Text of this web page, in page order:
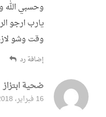
وحسبي الله ونعم
يارب ارجو الرد
وقت وشو لازم اعمل
ضحية ابتزازقال:
16 فبراير، 2018 - 12:46 م